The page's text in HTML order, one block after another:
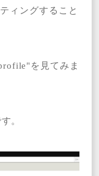
ィングすること
を見てみま
。